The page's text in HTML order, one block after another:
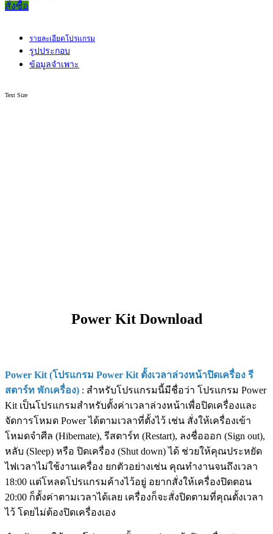
สั่งซื้อ
รายละเอียดโปรแกรม
รูปประกอบ
ข้อมูลจำเพาะ
Text Size
Power Kit Download
Power Kit (โปรแกรม Power Kit ตั้งเวลาล่วงหน้าปิดเครื่อง รี
สตาร์ท พักเครื่อง) : สำหรับโปรแกรมนี้มีชื่อว่า โปรแกรม Power
Kit เป็นโปรแกรมสำหรับตั้งค่าเวลาล่วงหน้าเพื่อปิดเครื่องและ
จัดการโหมด Power ได้ตามเวลาที่ตั้งไว้ เช่น สั่งให้เครื่องเข้า
โหมดจำศีล (Hibernate), รีสตาร์ท (Restart), ลงชื่อออก (Sign out),
หลับ (Sleep) หรือ ปิดเครื่อง (Shut down) ได้ ช่วยให้คุณประหยัด
ไฟเวลาไม่ใช้งานเครื่อง ยกตัวอย่างเช่น คุณทำงานจนถึงเวลา
18:00 แต่โหลดโปรแกรมค้างไว้อยู่ อยากสั่งให้เครื่องปิดตอน
20:00 ก็ตั้งค่าตามเวลาได้เลย เครื่องก็จะสั่งปิดตามที่คุณตั้งเวลา
ไว้ โดยไม่ต้องปิดเครื่องเอง